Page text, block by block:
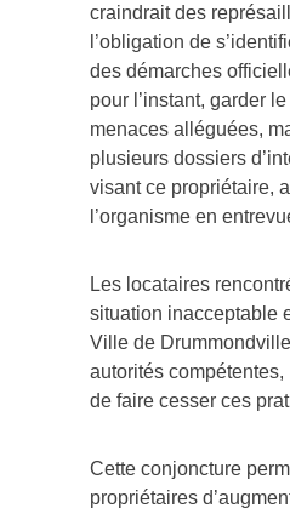
craindrait des
l’obligation de
des démarches
pour l’instant, garder
menaces alléguées,
plusieurs dossiers
visant ce propriétaire,
l’organisme en
Les locataires
situation inacceptable
Ville de
autorités
de faire cesser ces
Cette conjoncture
propriétaires